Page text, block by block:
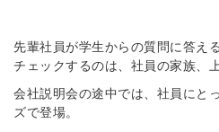
先輩社員が学生からの質問に答え
チェックするのは、社員の家族、
会社説明会の途中では、社員にと
ズで登場。